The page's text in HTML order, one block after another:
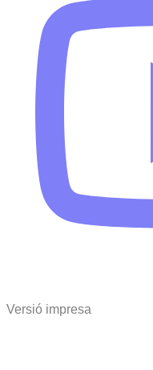
Versió impresa